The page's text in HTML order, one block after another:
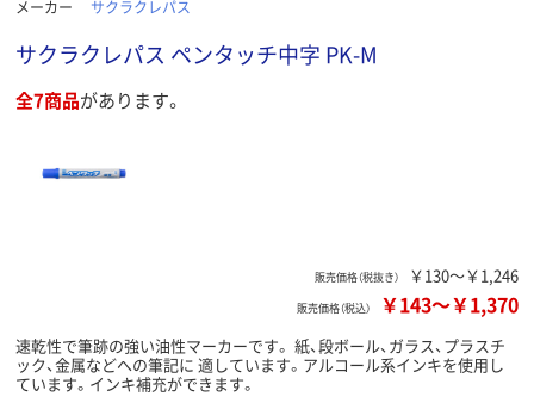
メーカー サクラクレパス
サクラクレパス ペンタッチ中字 PK-M
全7商品があります。
販売価格（税抜き） ￥130～￥1,246
販売価格（税込） ￥143～￥1,370
速乾性で筆跡の強い油性マーカーです。 紙、段ボール、ガラス、プラスチ
ック、金属などへの筆記に 適しています。アルコール系インキを使用し
ています。インキ補充ができます。